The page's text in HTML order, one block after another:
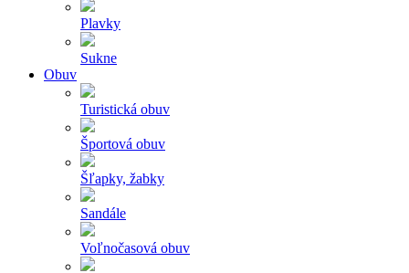
Plavky
Sukne
Obuv
Turistická obuv
Športová obuv
Šľapky, žabky
Sandále
Voľnočasová obuv